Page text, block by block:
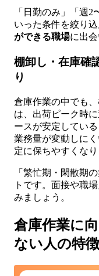
「日勤のみ」「週
いった条件を絞り込
ができる職場に出会
棚卸し・在庫確
り
倉庫作業の中でも
は、出荷ピーク時
ースが安定してい
業務量が変動しに
定に保ちやすくなり
「繁忙期・閑散期
トです。面接や職
みましょう。
倉庫作業に
ない人の特徴